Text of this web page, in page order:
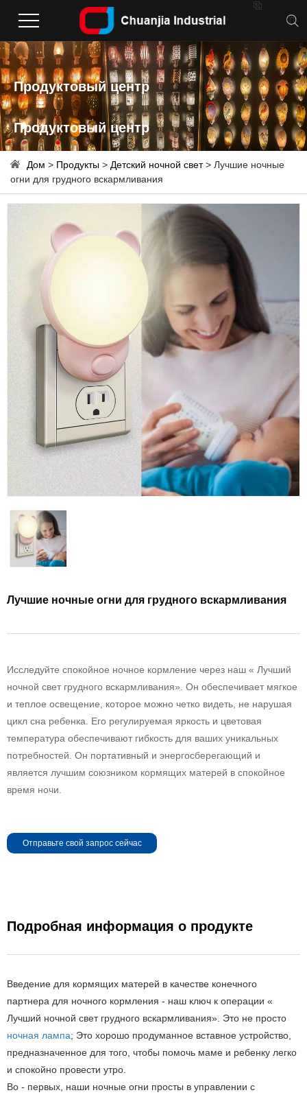

Продуктовый центр
Продуктовый центр
Дом > Продукты > Детский ночной свет> Лучшие ночные
огни для грудного вскармливания
Лучшие ночные огни для грудного вскармливания
Исследуйте спокойное ночное кормление через наш « Лучший
ночной свет грудного вскармливания». Он обеспечивает мягкое
и теплое освещение, которое можно четко видеть, не нарушая
цикл сна ребенка. Его регулируемая яркость и цветовая
температура обеспечивают гибкость для ваших уникальных
потребностей. Он портативный и энергосберегающий и
является лучшим союзником кормящих матерей в спокойное
время ночи.
Отправьте свой запрос сейчас
Подробная информация о продукте
Введение для кормящих матерей в качестве конечного
партнера для ночного кормления - наш ключ к операции «
Лучший ночной свет грудного вскармливания». Это не просто
ночная лампа; Это хорошо продуманное вставное устройство,
предназначенное для того, чтобы помочь маме и ребенку легко
и спокойно провести утро.
Во - первых, наши ночные огни просты в управлении с